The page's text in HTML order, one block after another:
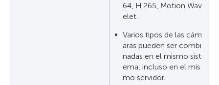
64, H.265, Motion Wav
elet.
Varios tipos de las cám
aras pueden ser combi
nadas en el mismo sist
ema, incluso en el mis
mo servidor.